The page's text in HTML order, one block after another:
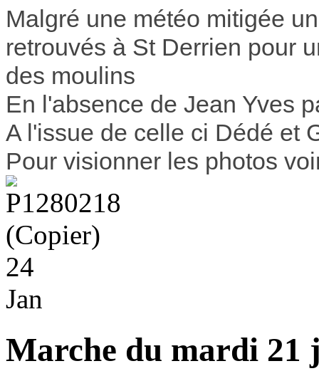
Malgré une météo mitigée
retrouvés à St Derrien pour
des moulins
En l'absence de Jean Yves
A l'issue de celle ci Dédé et
Pour visionner les photos
24
Jan
Marche du mardi 21